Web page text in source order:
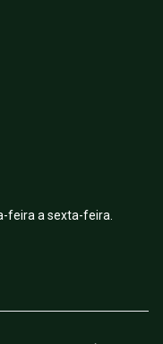
feira a sexta-feira.